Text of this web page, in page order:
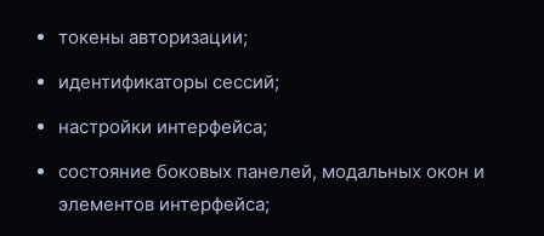
токены авторизации;
идентификаторы сессий;
настройки интерфейса;
состояние боковых панелей, модальных окон и
элементов интерфейса;